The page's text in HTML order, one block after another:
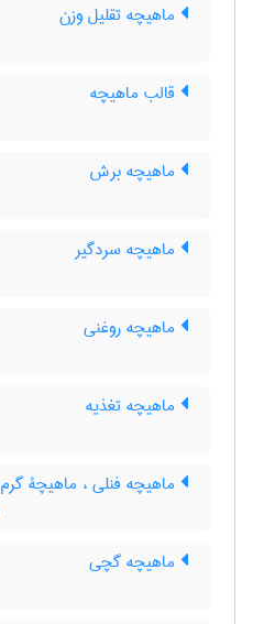
ماهیچه تقلیل وزن
قالب ماهیچه
ماهیچه برش
ماهیچه سردگیر
ماهیچه روغنی
ماهیچه تغذیه
ماهیچه فنلی ، ماهیچۀ گرم
ماهیچه گچی